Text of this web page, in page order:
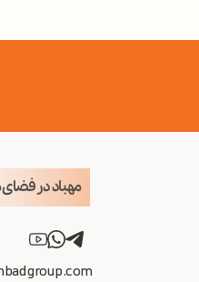
مهباد در